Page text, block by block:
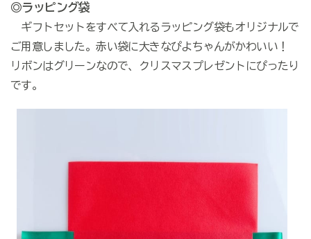
◎ラッピング袋
ギフトセットをすべて入れるラッピング袋もオリジナルで
ご用意しました。赤い袋に大きなぴよちゃんがかわいい！
リボンはグリーンなので、クリスマスプレゼントにぴったり
です。